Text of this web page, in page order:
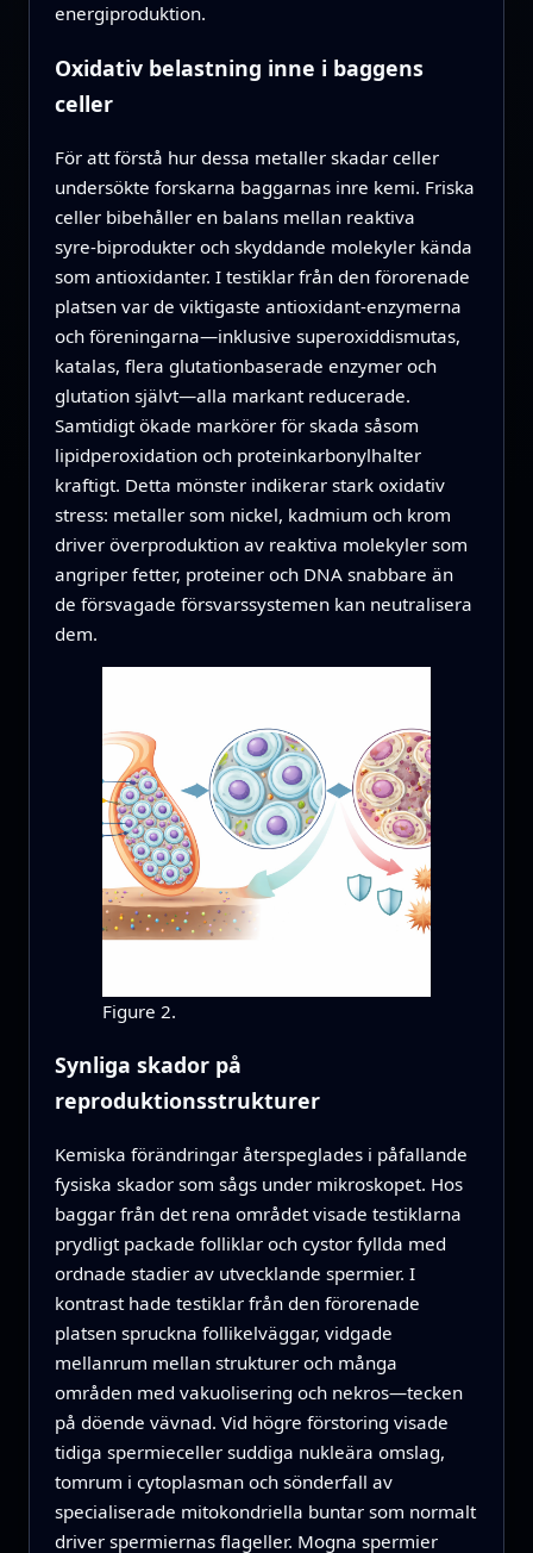
energiproduktion.
Oxidativ belastning inne i baggens
celler
För att förstå hur dessa metaller skadar celler
undersökte forskarna baggarnas inre kemi. Friska
celler bibehåller en balans mellan reaktiva
syre‑biprodukter och skyddande molekyler kända
som antioxidanter. I testiklar från den förorenade
platsen var de viktigaste antioxidant‑enzymerna
och föreningarna—inklusive superoxiddismutas,
katalas, flera glutationbaserade enzymer och
glutation självt—alla markant reducerade.
Samtidigt ökade markörer för skada såsom
lipidperoxidation och proteinkarbonylhalter
kraftigt. Detta mönster indikerar stark oxidativ
stress: metaller som nickel, kadmium och krom
driver överproduktion av reaktiva molekyler som
angriper fetter, proteiner och DNA snabbare än
de försvagade försvarssystemen kan neutralisera
dem.
Figure 2.
Synliga skador på
reproduktionsstrukturer
Kemiska förändringar återspeglades i påfallande
fysiska skador som sågs under mikroskopet. Hos
baggar från det rena området visade testiklarna
prydligt packade folliklar och cystor fyllda med
ordnade stadier av utvecklande spermier. I
kontrast hade testiklar från den förorenade
platsen spruckna follikelväggar, vidgade
mellanrum mellan strukturer och många
områden med vakuolisering och nekros—tecken
på döende vävnad. Vid högre förstoring visade
tidiga spermieceller suddiga nukleära omslag,
tomrum i cytoplasman och sönderfall av
specialiserade mitokondriella buntar som normalt
driver spermiernas flageller. Mogna spermier